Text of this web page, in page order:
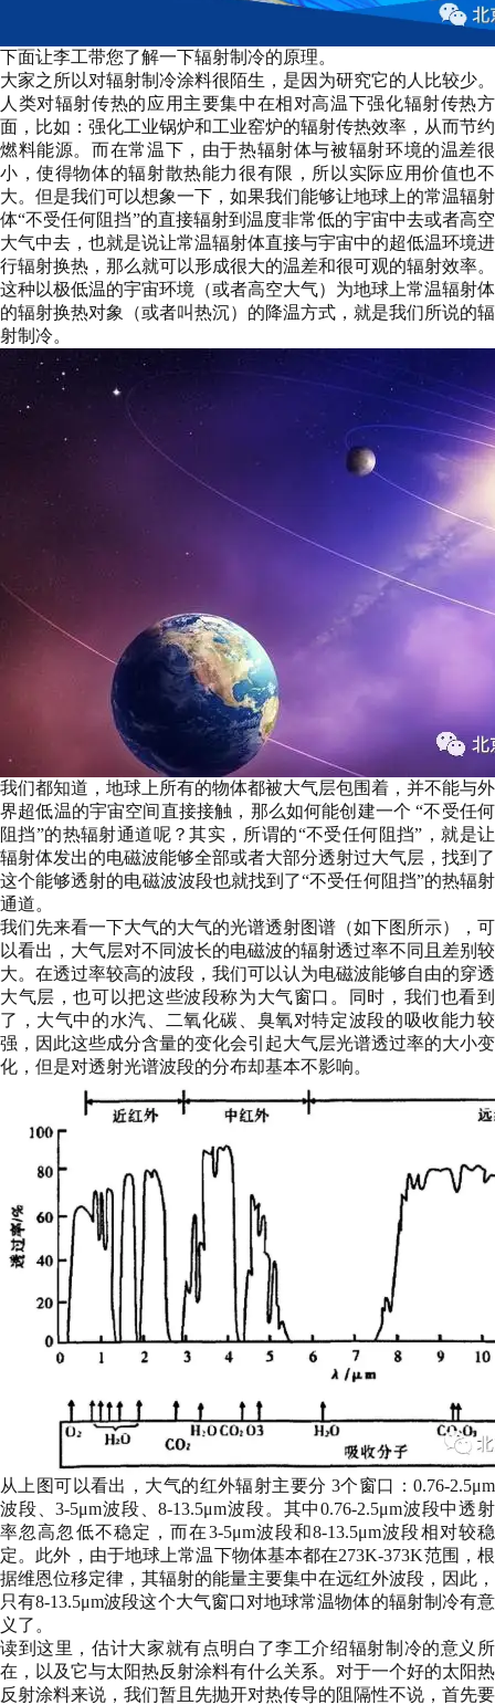
下面让李工带您了解一下辐射制冷的原理。
大家之所以对辐射制冷涂料很陌生，是因为研究它的人比较少。
人类对辐射传热的应用主要集中在相对高温下强化辐射传热方
面，比如：强化工业锅炉和工业窑炉的辐射传热效率，从而节约
燃料能源。而在常温下，由于热辐射体与被辐射环境的温差很
小，使得物体的辐射散热能力很有限，所以实际应用价值也不
大。但是我们可以想象一下，如果我们能够让地球上的常温辐射
体“不受任何阻挡”的直接辐射到温度非常低的宇宙中去或者高空
大气中去，也就是说让常温辐射体直接与宇宙中的超低温环境进
行辐射换热，那么就可以形成很大的温差和很可观的辐射效率。
这种以极低温的宇宙环境（或者高空大气）为地球上常温辐射体
的辐射换热对象（或者叫热沉）的降温方式，就是我们所说的辐
射制冷。
我们都知道，地球上所有的物体都被大气层包围着，并不能与外
界超低温的宇宙空间直接接触，那么如何能创建一个 “不受任何
阻挡”的热辐射通道呢？其实，所谓的“不受任何阻挡”，就是让
辐射体发出的电磁波能够全部或者大部分透射过大气层，找到了
这个能够透射的电磁波波段也就找到了“不受任何阻挡”的热辐射
通道。
我们先来看一下大气的大气的光谱透射图谱（如下图所示），可
以看出，大气层对不同波长的电磁波的辐射透过率不同且差别较
大。在透过率较高的波段，我们可以认为电磁波能够自由的穿透
大气层，也可以把这些波段称为大气窗口。同时，我们也看到
了，大气中的水汽、二氧化碳、臭氧对特定波段的吸收能力较
强，因此这些成分含量的变化会引起大气层光谱透过率的大小变
化，但是对透射光谱波段的分布却基本不影响。
从上图可以看出，大气的红外辐射主要分 3个窗口：0.76-2.5μm
波段、3-5μm波段、8-13.5μm波段。其中0.76-2.5μm波段中透射
率忽高忽低不稳定，而在3-5μm波段和8-13.5μm波段相对较稳
定。此外，由于地球上常温下物体基本都在273K-373K范围，根
据维恩位移定律，其辐射的能量主要集中在远红外波段，因此，
只有8-13.5μm波段这个大气窗口对地球常温物体的辐射制冷有意
义了。
读到这里，估计大家就有点明白了李工介绍辐射制冷的意义所
在，以及它与太阳热反射涂料有什么关系。对于一个好的太阳热
反射涂料来说，我们暂且先抛开对热传导的阻隔性不说，首先要